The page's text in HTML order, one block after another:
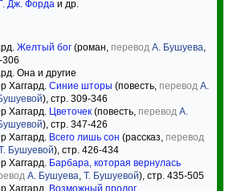
Г. Дж. Фордаи др.
Желтый бог (роман, перевод А. Бушуева,
306
Она и другие
Хаггард. Синие шторы (повесть, перевод А.
), стр. 309-346
Хаггард. Цветочек (повесть, перевод А.
), стр. 347-426
Хаггард. Всего лишь сон (рассказ, перевод
Бушуевой), стр. 426-434
Хаггард. Барбара, которая вернулась
А. Бушуева, Т. Бушуевой), стр. 435-505
Хаггард. Возможный пролог